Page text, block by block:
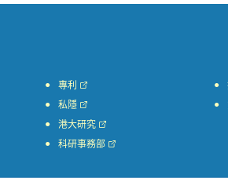
專利
私隱
港大研究
科研事務部